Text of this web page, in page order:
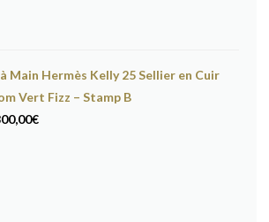
Main Hermès Kelly 25 Sellier en Cuir
Vert Fizz – Stamp B
€